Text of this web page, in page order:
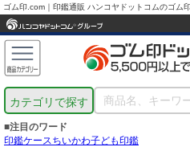
ゴム印.com｜印鑑通販 ハンコヤドットコムのゴム
カテゴリで探す
■注目のワード
印鑑ケースちいかわ子ども印鑑